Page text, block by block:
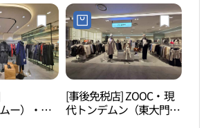
아울렛 동대문점)
ー）・現
[事後免税店] ZOOC・現
代トンデムン（東大門）